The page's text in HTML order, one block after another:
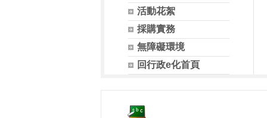
活動花絮
採購實務
無障礙環境
回行政e化首頁